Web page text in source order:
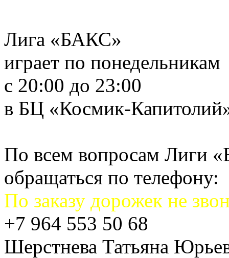
Лига «БАКС»
играет по понедельникам
с 20:00 до 23:00
в БЦ «Космик-
По всем вопросам Лиги
обращаться по телефону:
По заказу дорожек не
+7 964 553 50 68
Шерстнева Татьяна